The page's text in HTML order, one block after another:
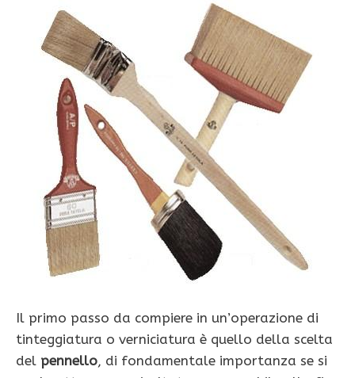
Il primo passo da compiere in un’operazione di
tinteggiatura o verniciatura è quello della scelta
del pennello, di fondamentale importanza se si